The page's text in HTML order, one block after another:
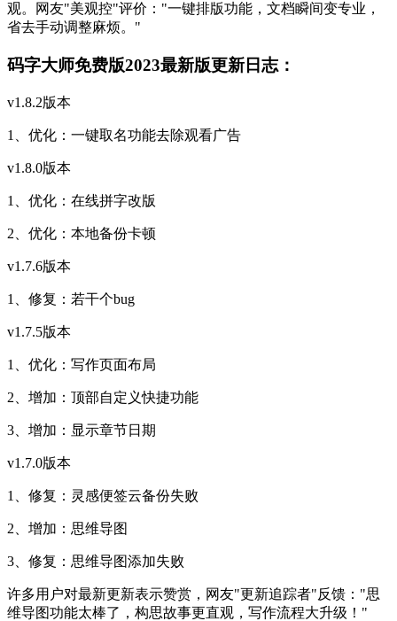
观。网友"美观控"评价："一键排版功能，文档瞬间变专业，
省去手动调整麻烦。"
码字大师免费版2023最新版更新日志：
v1.8.2版本
1、优化：一键取名功能去除观看广告
v1.8.0版本
1、优化：在线拼字改版
2、优化：本地备份卡顿
v1.7.6版本
1、修复：若干个bug
v1.7.5版本
1、优化：写作页面布局
2、增加：顶部自定义快捷功能
3、增加：显示章节日期
v1.7.0版本
1、修复：灵感便签云备份失败
2、增加：思维导图
3、修复：思维导图添加失败
许多用户对最新更新表示赞赏，网友"更新追踪者"反馈："思
维导图功能太棒了，构思故事更直观，写作流程大升级！"